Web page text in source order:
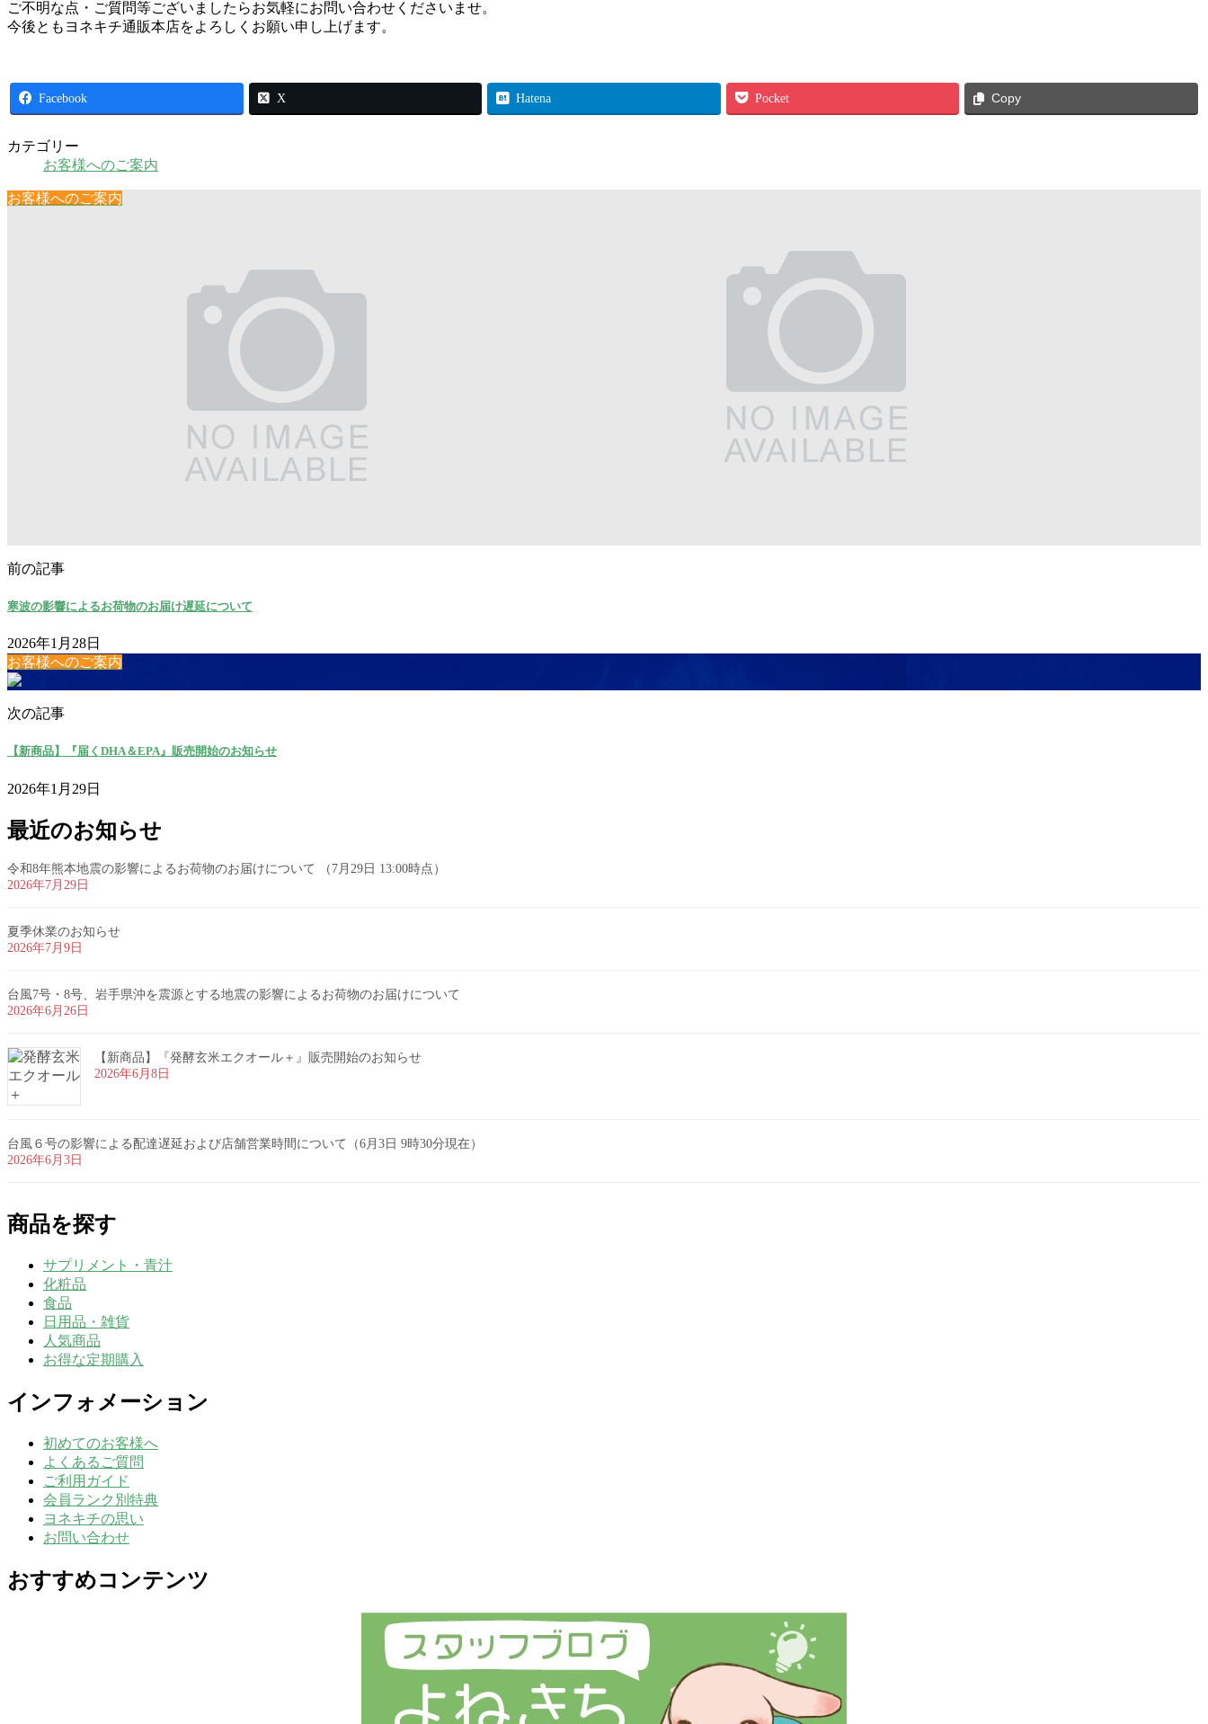
ご不明な点・ご質問等ございましたらお気軽にお問い合わせくださいませ。
今後ともヨネキチ通販本店をよろしくお願い申し上げます。
Facebook X Hatena Pocket Copy
カテゴリー
お客様へのご案内
お客様へのご案内
前の記事
寒波の影響によるお荷物のお届け遅延について
2026年1月28日
お客様へのご案内
次の記事
【新商品】『届くDHA＆EPA』販売開始のお知らせ
2026年1月29日
最近のお知らせ
令和8年熊本地震の影響によるお荷物のお届けについて （7月29日 13:00時点）
2026年7月29日
夏季休業のお知らせ
2026年7月9日
台風7号・8号、岩手県沖を震源とする地震の影響によるお荷物のお届けについて
2026年6月26日
【新商品】『発酵玄米エクオール＋』販売開始のお知らせ
2026年6月8日
台風６号の影響による配達遅延および店舗営業時間について（6月3日 9時30分現在）
2026年6月3日
商品を探す
サプリメント・青汁
化粧品
食品
日用品・雑貨
人気商品
お得な定期購入
インフォメーション
初めてのお客様へ
よくあるご質問
ご利用ガイド
会員ランク別特典
ヨネキチの思い
お問い合わせ
おすすめコンテンツ